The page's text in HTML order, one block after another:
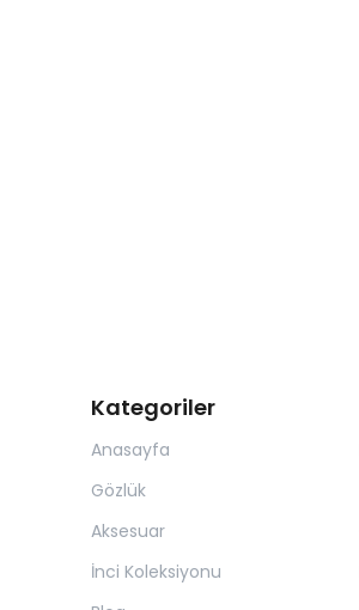
Kategoriler
Anasayfa
Gözlük
Aksesuar
İnci Koleksiyonu